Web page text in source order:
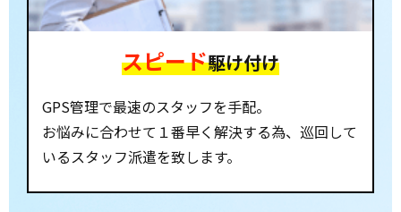
スピード駆け付け
GPS管理で最速のスタッフを手配。
お悩みに合わせて１番早く解決する為、巡回して
いるスタッフ派遣を致します。